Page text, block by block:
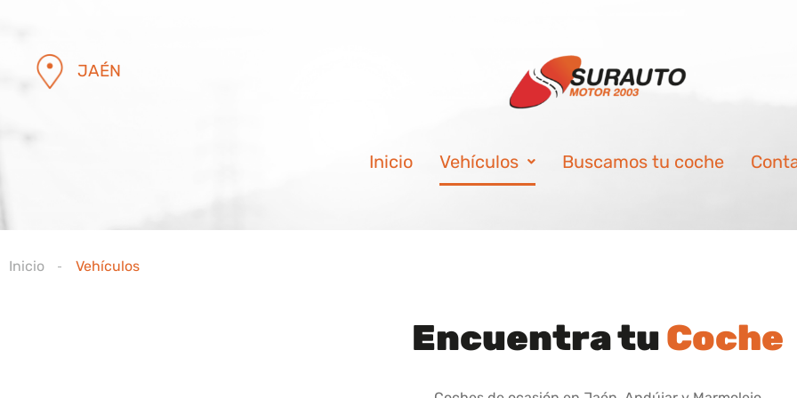
JAÉN
Inicio Vehículos Buscamos tu coche
Inicio Vehículos
Encuentra tuCoche